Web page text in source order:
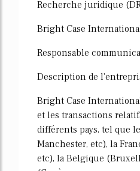
Recherche juridique
Bright Case
Responsable
Description de
Bright Case
et les transactions
différents pays, tel que
Manchester, etc), la
etc), la Belgique